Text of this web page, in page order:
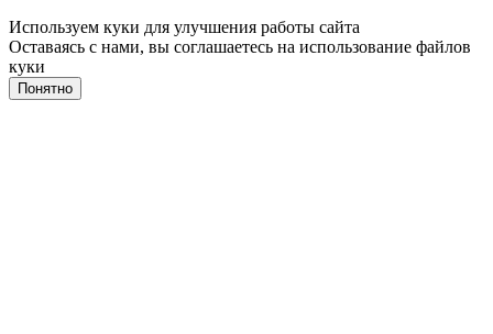
Используем куки для улучшения работы сайта
Оставаясь с нами, вы соглашаетесь на использование файлов
куки
Понятно